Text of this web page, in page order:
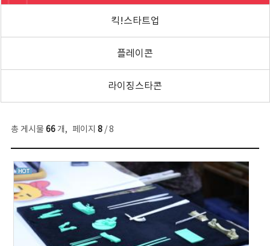
킥!스타트업
플레이콘
라이징스타콘
총 게시물 66개, 페이지 8/ 8